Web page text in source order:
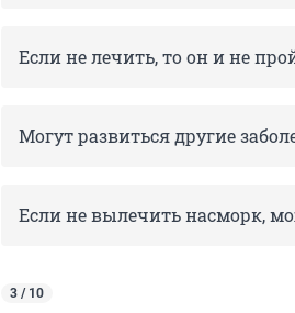
Если не лечить, то он и не
Могут развиться другие
Если не вылечить насморк,
3 / 10